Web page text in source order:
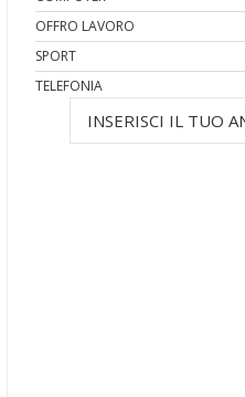
OFFRO LAVORO
SPORT
TELEFONIA
INSERISCI IL TUO